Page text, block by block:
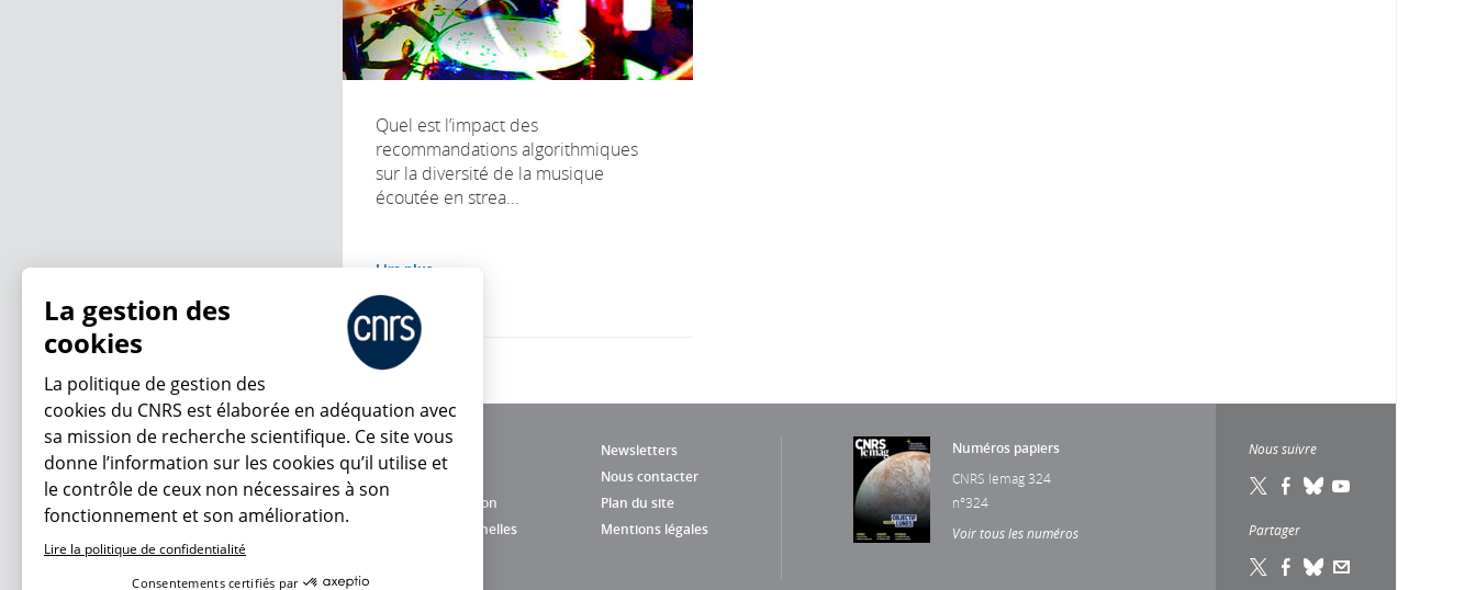
Quel est l’impact des
recommandations algorithmiques
sur la diversité de la musique
écoutée en strea...
Lire plus
Newsletters
Nous contacter
Charte d'utilisation
Plan du site
Données personnelles
Mentions légales
Numéros papiers
CNRS lemag 324
n°324
Voir tous les numéros
Nous suivre
Partager
En ce moment
La gestion des
cookies
La politique de gestion des
cookies du CNRS est élaborée en adéquation avec
sa mission de recherche scientifique. Ce site vous
donne l’information sur les cookies qu’il utilise et
le contrôle de ceux non nécessaires à son
fonctionnement et son amélioration.
Lire la politique de confidentialité
Consentements certifiés par